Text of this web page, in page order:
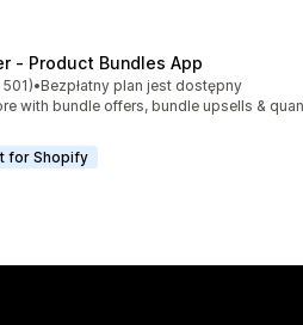
‑ Product Bundles App
gwiazdek
recenzji: 2501
•Bezpłatny plan jest dostępny
with bundle offers, bundle upsells &
for Shopify